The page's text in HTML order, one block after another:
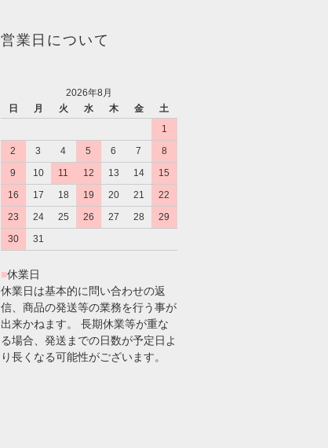
営業日について
2026年8月
日
月 火 水 木 金
土
1
2
3 4 5 6 7
8
9
10 11 12 13 14
15
16
17 18 19 20 21
22
23
24 25 26 27 28
29
30
31
■休業日
休業日は基本的に問い合わせの返
信、商品の発送等の業務を行う事が
出来かねます。 長期休業等が重な
る場合、発送までの日数が予定日よ
り長くなる可能性がございます。